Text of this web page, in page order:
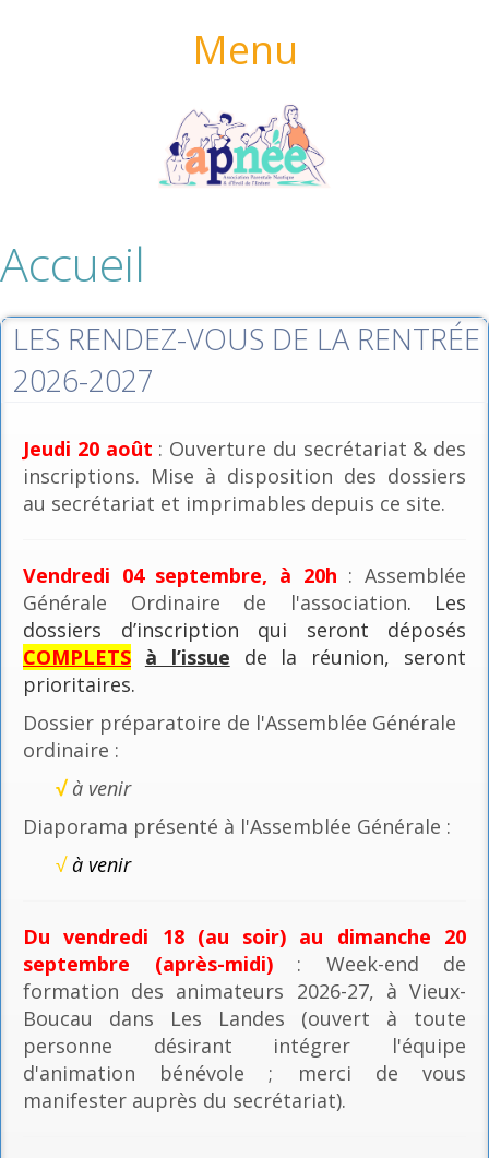
Menu
Accueil
LES RENDEZ-VOUS DE LA RENTRÉE
2026-2027
Jeudi 20 août : Ouverture du secrétariat & des
inscriptions. Mise à disposition des dossiers
au secrétariat et imprimables depuis ce site.
Vendredi 04 septembre, à 20h : Assemblée
Générale Ordinaire de l'association. Les
dossiers d’inscription qui seront déposés
COMPLETS à l’issue de la réunion, seront
prioritaires.
Dossier préparatoire de l'Assemblée Générale
ordinaire :
√ à venir
Diaporama présenté à l'Assemblée Générale :
√à venir
Du vendredi 18 (au soir) au dimanche 20
septembre (après-midi): Week-end de
formation des animateurs 2026-27, à Vieux-
Boucau dans Les Landes (ouvert à toute
personne désirant intégrer l'équipe
d'animation bénévole ; merci de vous
manifester auprès du secrétariat).